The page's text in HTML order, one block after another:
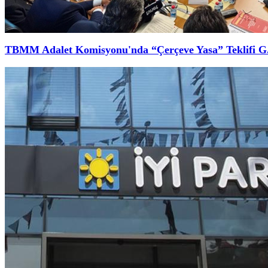
TBMM Adalet Komisyonu'nda “Çerçeve Yasa” Teklifi